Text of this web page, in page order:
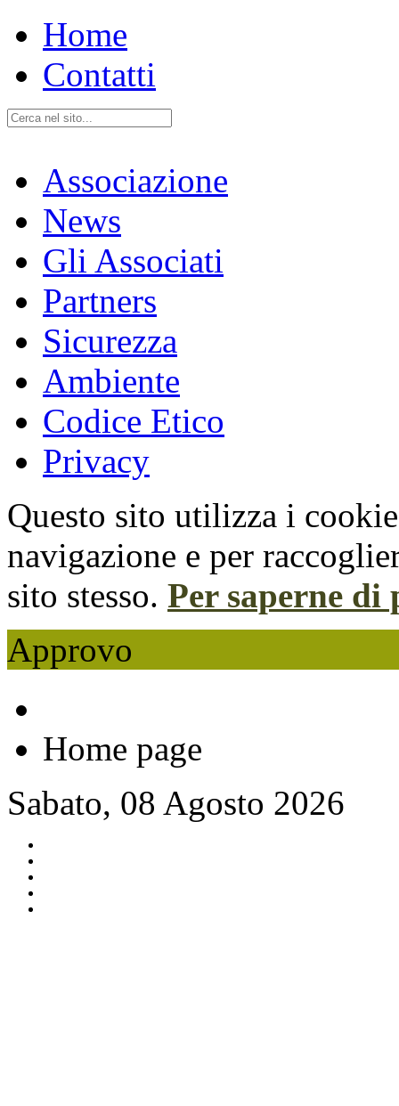
Home
Contatti
Associazione
News
Gli Associati
Partners
Sicurezza
Ambiente
Codice Etico
Privacy
Questo sito utilizza i
navigazione e per
sito stesso. Per saperne di
Approvo
Home page
Sabato, 08 Agosto 2026